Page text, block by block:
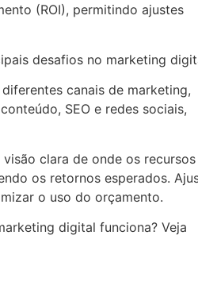
(ROI), permitindo ajustes
desafios no marketing
canais de marketing,
SEO e redes sociais,
clara de onde os recursos
os retornos esperados.
o uso do orçamento.
digital funciona? Veja